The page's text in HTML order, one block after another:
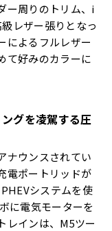
ー周りのトリム、i
レザー張りとなっ
によるフルレザー
て好みのカラーに
グを凌駕する圧
ナウンスされてい
電ポートリッドが
システムを使
に電気モーターを
レインは、M5ツー